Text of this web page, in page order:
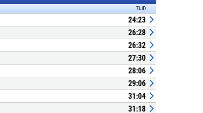
TIJD
24:23
26:28
26:32
27:30
28:06
29:06
31:04
31:18